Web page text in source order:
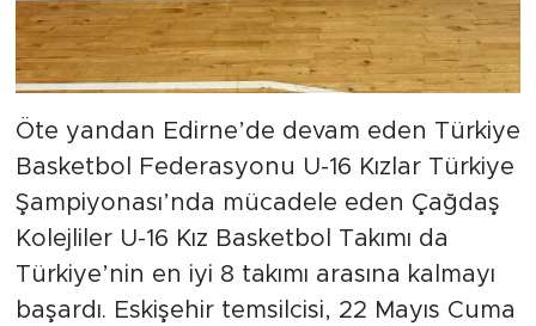
Öte yandan Edirne’de devam eden Türkiye
Basketbol Federasyonu U-16 Kızlar Türkiye
Şampiyonası’nda mücadele eden Çağdaş
Kolejliler U-16 Kız Basketbol Takımı da
Türkiye’nin en iyi 8 takımı arasına kalmayı
başardı. Eskişehir temsilcisi, 22 Mayıs Cuma